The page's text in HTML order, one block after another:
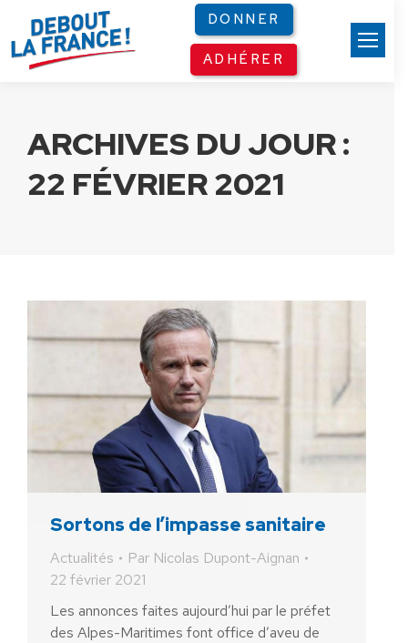
DONNER
ADHÉRER
ARCHIVES DU JOUR :
22 FÉVRIER 2021
Sortons de l’impasse sanitaire
Actualités Par Nicolas Dupont-Aignan
22 février 2021
Les annonces faites aujourd’hui par le préfet
des Alpes-Maritimes font office d’aveu de
Panneau de gestion des cookies